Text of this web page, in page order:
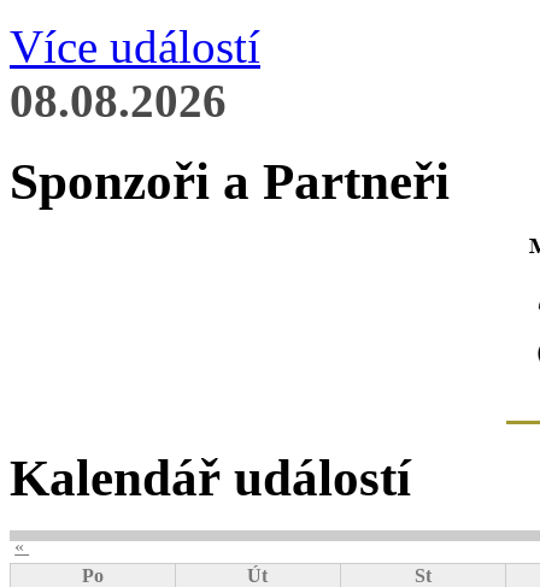
Více událostí
08.08.2026
Sponzoři a Partneři
Kalendář událostí
«
Po
Út St